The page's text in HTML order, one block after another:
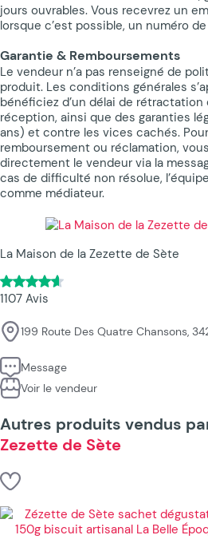
jours ouvrables. Vous recevrez un
lorsque c’est possible, un numéro
Garantie & Remboursements
Le vendeur n’a pas renseigné de
produit. Les conditions générales
bénéficiez d’un délai de rétractation
réception, ainsi que des garanties
ans) et contre les vices cachés.
remboursement ou réclamation,
directement le vendeur via la
cas de difficulté non résolue,
comme médiateur.
La Maison de la Zezette de Sète
1107 Avis
199 Route Des Quatre Chansons,
Message
Voir le vendeur
Autres produits vendus
Zezette de Sète